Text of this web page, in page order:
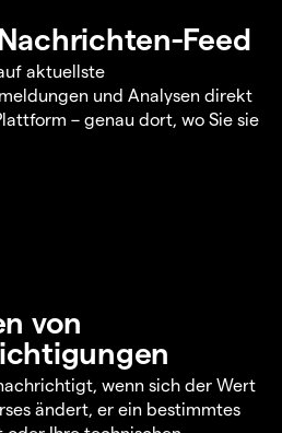
Feed
aktuellste
und Analysen direkt
– genau dort, wo Sie sie
von
wenn sich der Wert
ändert, er ein bestimmtes